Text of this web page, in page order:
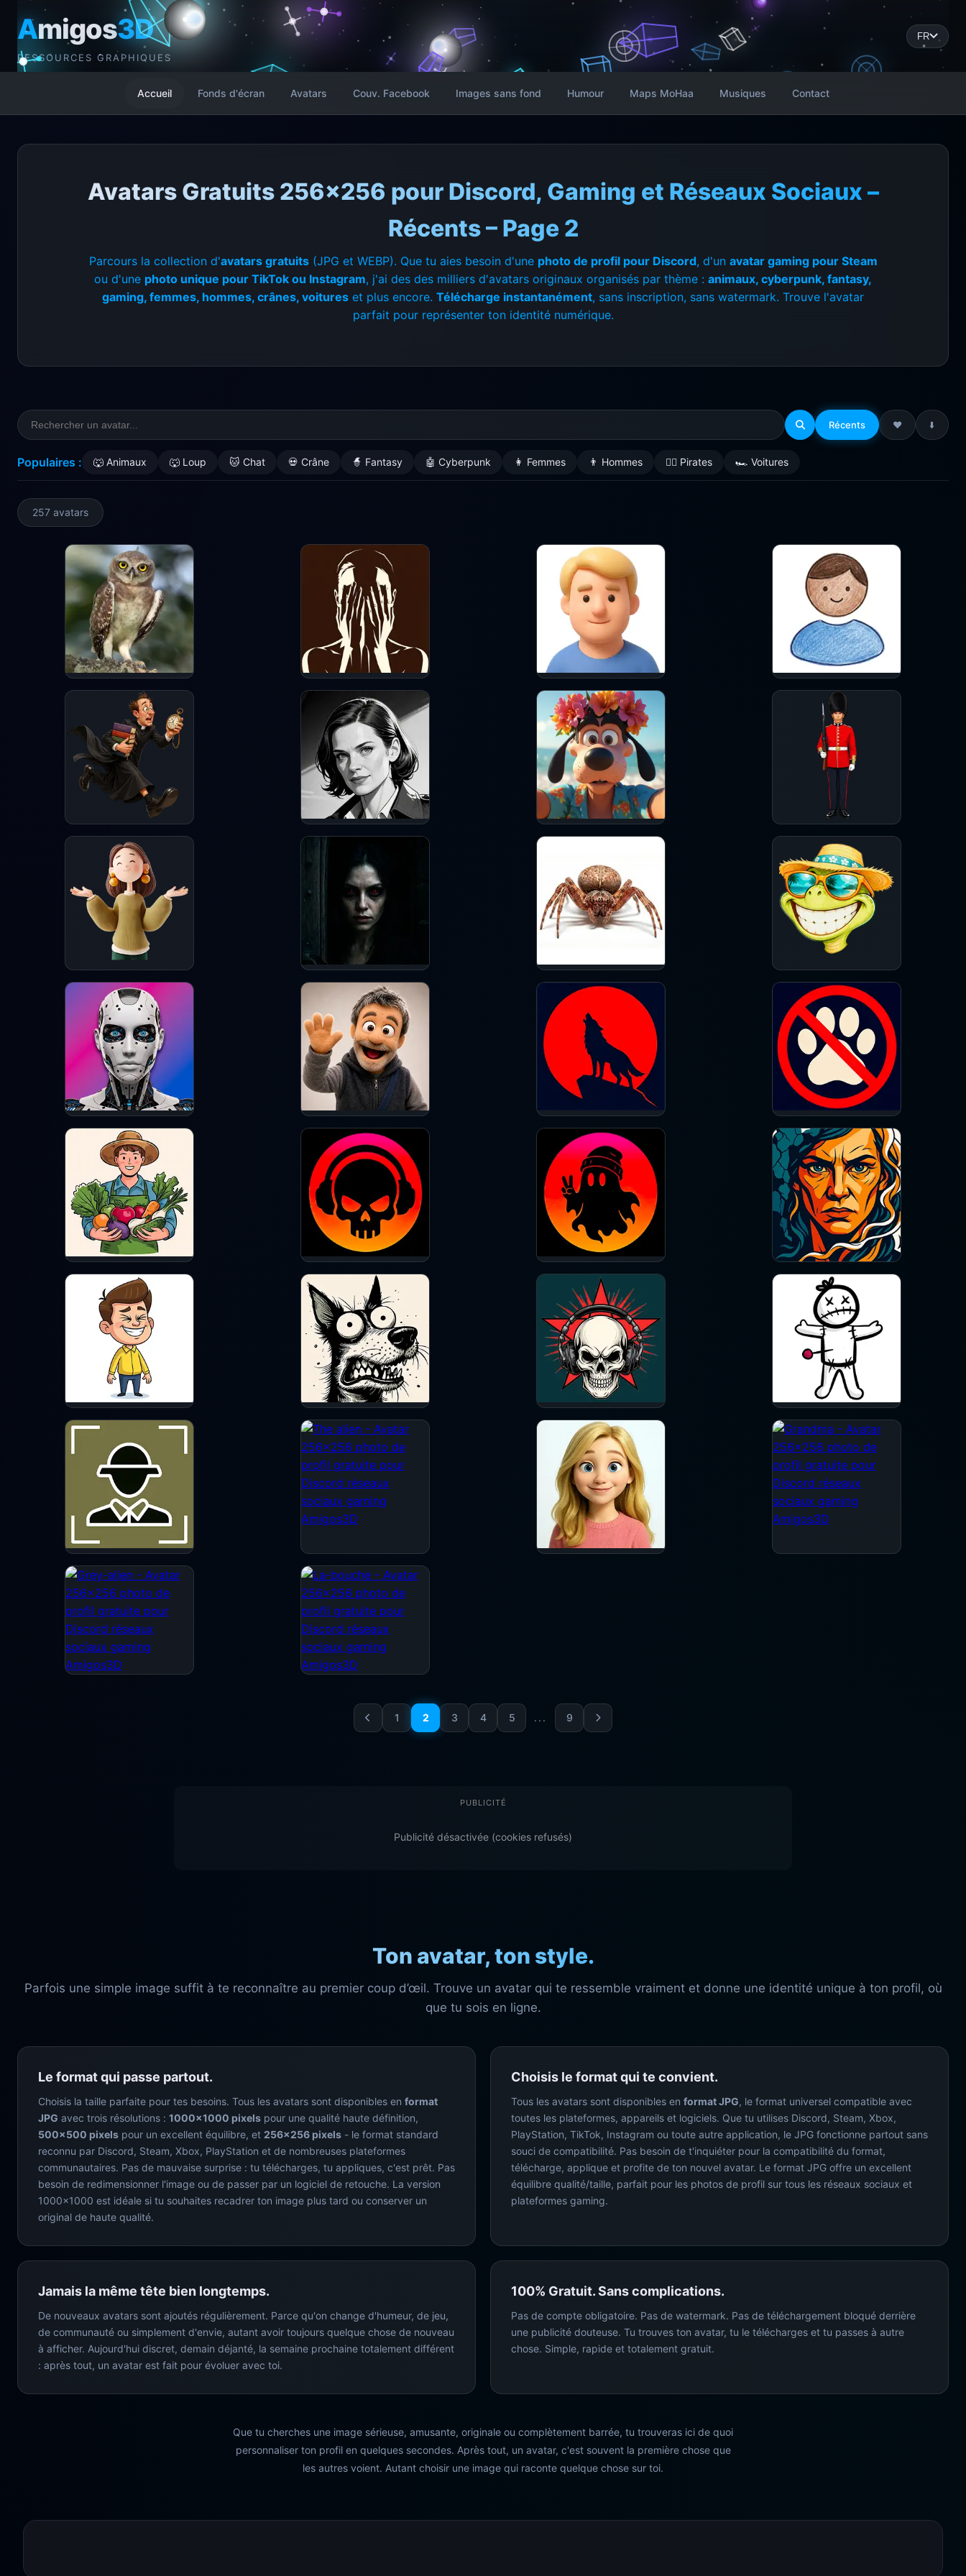
Amigos3D
RESSOURCES GRAPHIQUES
FR
Accueil Fonds d'écran Avatars Couv. Facebook Images sans fond Humour Maps MoHaa Musiques Contact
Avatars Gratuits 256x256 pour Discord, Gaming et Réseaux Sociaux –
Récents – Page 2
Parcours la collection d'avatars gratuits(JPG et WEBP). Que tu aies besoin d'une photo de profil pour Discord, d'un avatar gaming pour Steam
ou d'une photo unique pour TikTok ou Instagram, j'ai des des milliers d'avatars originaux organisés par thème : animaux, cyberpunk, fantasy,
gaming, femmes, hommes, crânes, voitures et plus encore. Télécharge instantanément, sans inscription, sans watermark. Trouve l'avatar
parfait pour représenter ton identité numérique.
Récents ❤️ ⬇️
Populaires : 🐺 Animaux 🐺 Loup 🐱 Chat 💀 Crâne 🧙 Fantasy 🤖 Cyberpunk 👩 Femmes 👨 Hommes 🏴‍☠️ Pirates 🏎️ Voitures
257 avatars
1 2 3 4 5 ... 9
PUBLICITÉ
Publicité désactivée (cookies refusés)
Ton avatar, ton style.
Parfois une simple image suffit à te reconnaître au premier coup d’œil. Trouve un avatar qui te ressemble vraiment et donne une identité unique à ton profil, où
que tu sois en ligne.
Le format qui passe partout.
Choisis la taille parfaite pour tes besoins. Tous les avatars sont disponibles en format
JPG avec trois résolutions : 1000×1000 pixels pour une qualité haute définition,
500×500 pixels pour un excellent équilibre, et 256×256 pixels - le format standard
reconnu par Discord, Steam, Xbox, PlayStation et de nombreuses plateformes
communautaires. Pas de mauvaise surprise : tu télécharges, tu appliques, c'est prêt. Pas
besoin de redimensionner l'image ou de passer par un logiciel de retouche. La version
1000×1000 est idéale si tu souhaites recadrer ton image plus tard ou conserver un
original de haute qualité.
Choisis le format qui te convient.
Tous les avatars sont disponibles en format JPG, le format universel compatible avec
toutes les plateformes, appareils et logiciels. Que tu utilises Discord, Steam, Xbox,
PlayStation, TikTok, Instagram ou toute autre application, le JPG fonctionne partout sans
souci de compatibilité. Pas besoin de t'inquiéter pour la compatibilité du format,
télécharge, applique et profite de ton nouvel avatar. Le format JPG offre un excellent
équilibre qualité/taille, parfait pour les photos de profil sur tous les réseaux sociaux et
plateformes gaming.
Jamais la même tête bien longtemps.
De nouveaux avatars sont ajoutés régulièrement. Parce qu'on change d'humeur, de jeu,
de communauté ou simplement d'envie, autant avoir toujours quelque chose de nouveau
à afficher. Aujourd'hui discret, demain déjanté, la semaine prochaine totalement différent
: après tout, un avatar est fait pour évoluer avec toi.
100% Gratuit. Sans complications.
Pas de compte obligatoire. Pas de watermark. Pas de téléchargement bloqué derrière
une publicité douteuse. Tu trouves ton avatar, tu le télécharges et tu passes à autre
chose. Simple, rapide et totalement gratuit.
Que tu cherches une image sérieuse, amusante, originale ou complètement barrée, tu trouveras ici de quoi
personnaliser ton profil en quelques secondes. Après tout, un avatar, c'est souvent la première chose que
les autres voient. Autant choisir une image qui raconte quelque chose sur toi.